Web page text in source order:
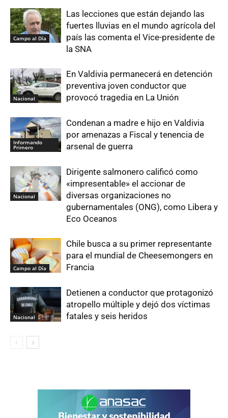
Campo al Día
Las lecciones que están dejando las
fuertes lluvias en el mundo agrícola del
país las comenta el Vice-presidente de
la SNA
Nacional
En Valdivia permanecerá en detención
preventiva joven conductor que
provocó tragedia en La Unión
Informando
Primero
Condenan a madre e hijo en Valdivia
por amenazas a Fiscal y tenencia de
arsenal de guerra
Nacional
Dirigente salmonero calificó como
«impresentable» el accionar de
diversas organizaciones no
gubernamentales (ONG), como Libera y
Eco Oceanos
Campo al Día
Chile busca a su primer representante
para el mundial de Cheesemongers en
Francia
Nacional
Detienen a conductor que protagonizó
atropello múltiple y dejó dos víctimas
fatales y seis heridos